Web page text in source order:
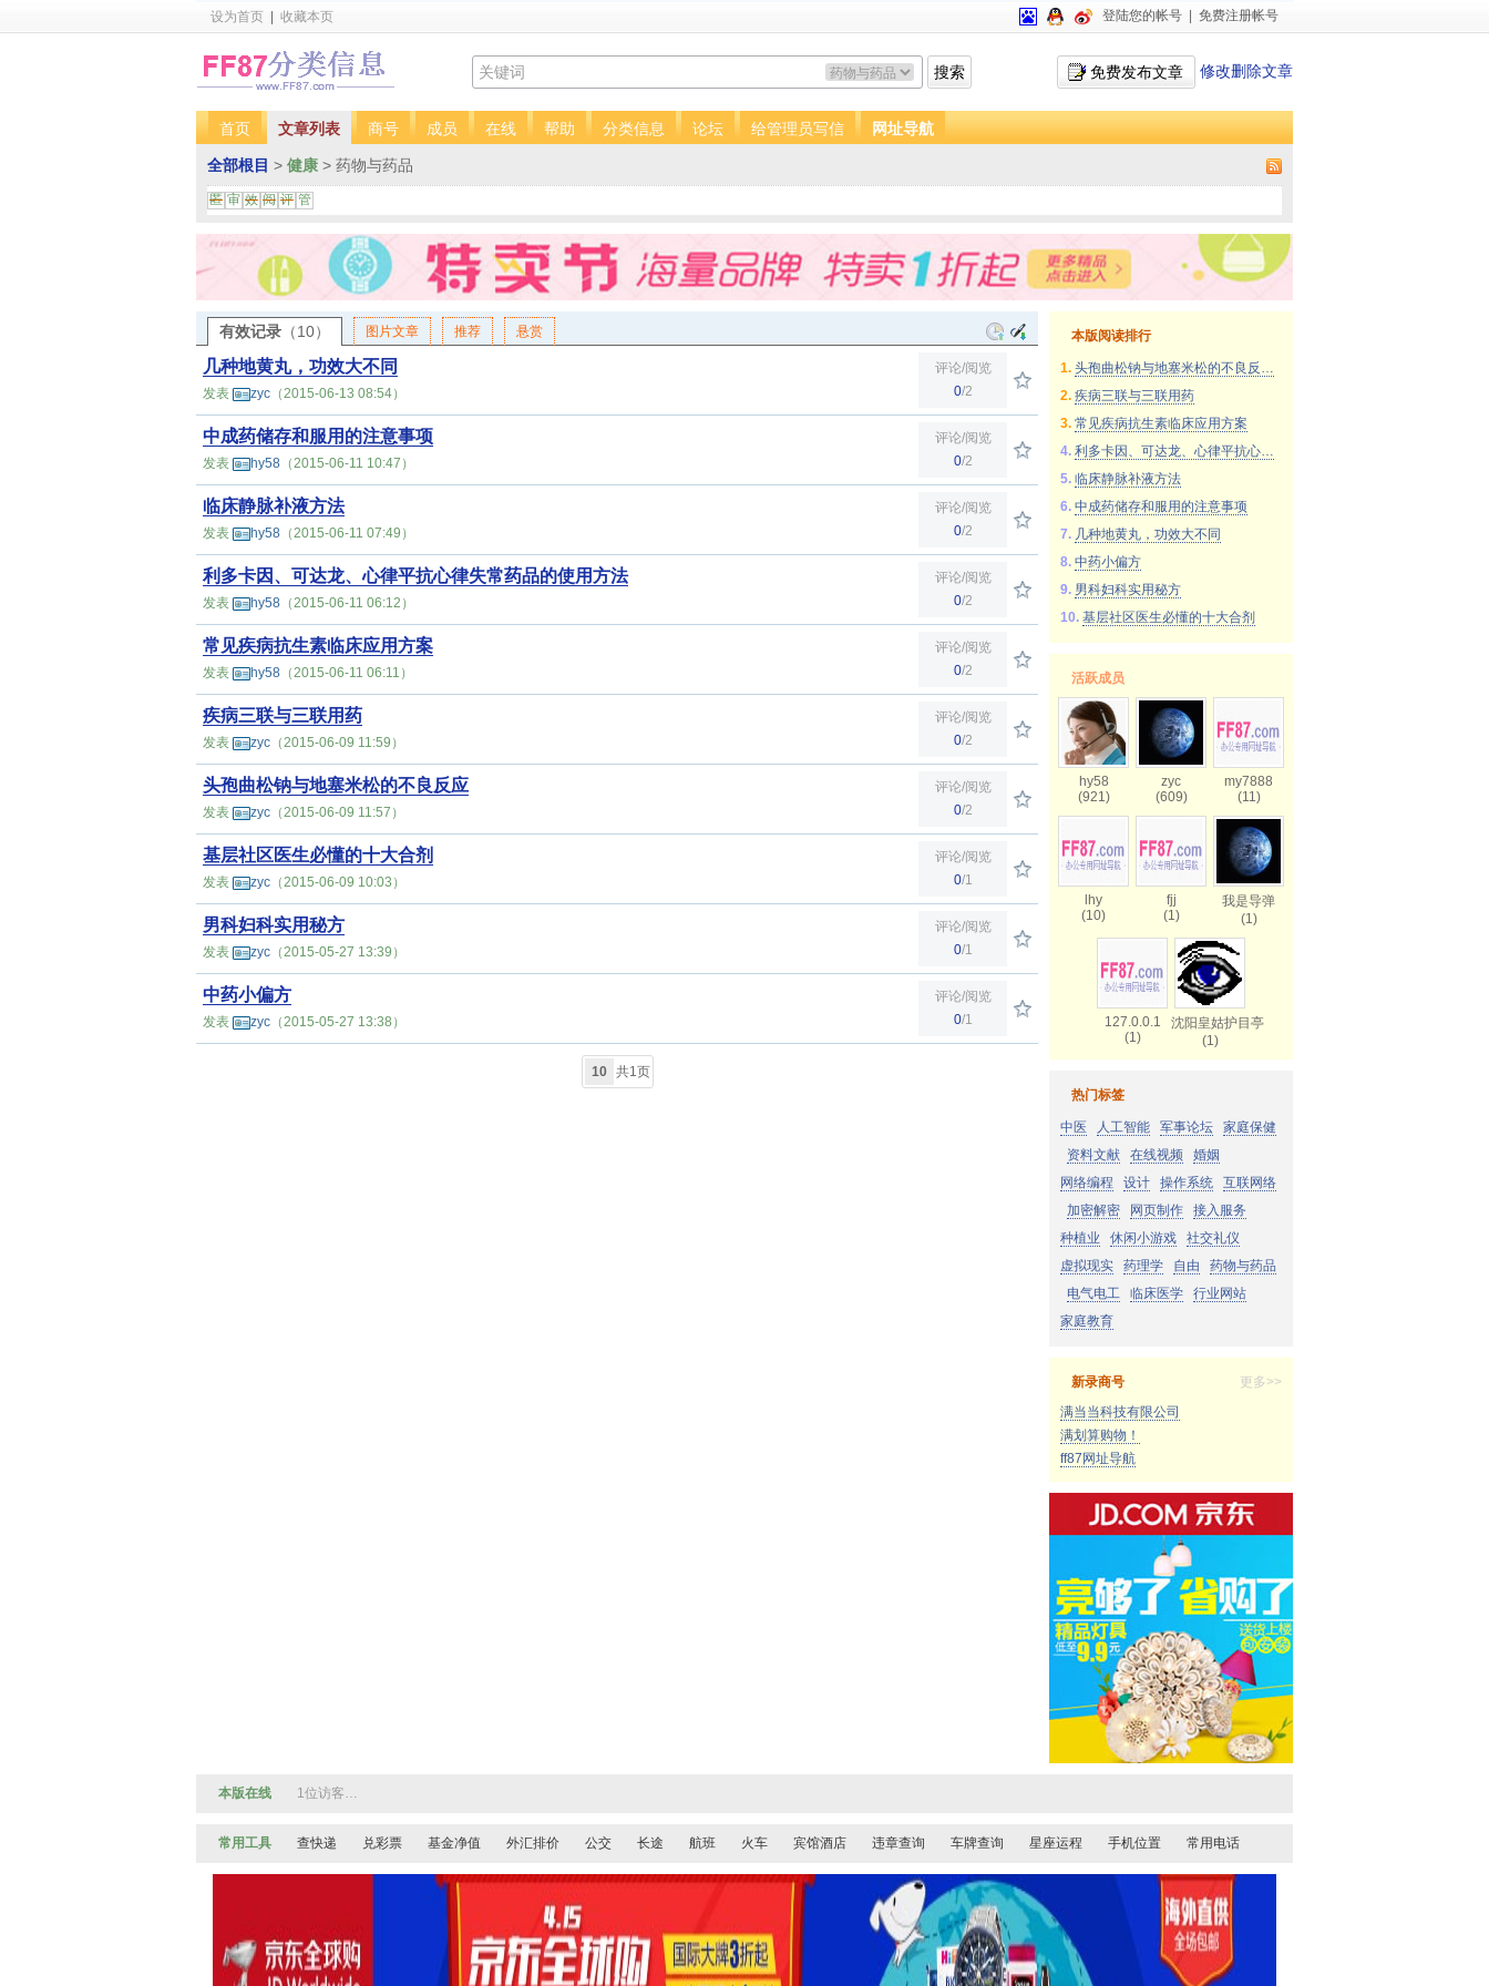
设为首页 收藏本页 登陆您的帐号 免费注册帐号
搜索 免费发布文章 修改删除文章
首页 文章列表 商号 成员 在线 帮助 分类信息 论坛 给管理员写信 网址导航
全部根目 > 健康 > 药物与药品
匿 审 效 阅 评 管
有效记录 （10） 图片文章 推荐 悬赏
几种地黄丸，功效大不同
发表 zyc （2015-06-13 08:54）
评论/阅览
0/2
中成药储存和服用的注意事项
发表 hy58 （2015-06-11 10:47）
评论/阅览
0/2
临床静脉补液方法
发表 hy58 （2015-06-11 07:49）
评论/阅览
0/2
利多卡因、可达龙、心律平抗心律失常药品的使用方法
发表 hy58 （2015-06-11 06:12）
评论/阅览
0/2
常见疾病抗生素临床应用方案
发表 hy58 （2015-06-11 06:11）
评论/阅览
0/2
疾病三联与三联用药
发表 zyc （2015-06-09 11:59）
评论/阅览
0/2
头孢曲松钠与地塞米松的不良反应
发表 zyc （2015-06-09 11:57）
评论/阅览
0/2
基层社区医生必懂的十大合剂
发表 zyc （2015-06-09 10:03）
评论/阅览
0/1
男科妇科实用秘方
发表 zyc （2015-05-27 13:39）
评论/阅览
0/1
中药小偏方
发表 zyc （2015-05-27 13:38）
评论/阅览
0/1
10 共1页
本版阅读排行
1. 头孢曲松钠与地塞米松的不良反…
2. 疾病三联与三联用药
3. 常见疾病抗生素临床应用方案
4. 利多卡因、可达龙、心律平抗心…
5. 临床静脉补液方法
6. 中成药储存和服用的注意事项
7. 几种地黄丸，功效大不同
8. 中药小偏方
9. 男科妇科实用秘方
10. 基层社区医生必懂的十大合剂
活跃成员
hy58
(921)
zyc
(609)
my7888
(11)
lhy
(10)
fjj
(1)
我是导弹
(1)
127.0.0.1
(1)
沈阳皇姑护目亭
(1)
热门标签
中医 人工智能 军事论坛
家庭保健
资料文献
在线视频
婚姻
网络编程
设计 操作系统
互联网络
加密解密
网页制作
接入服务
种植业
休闲小游戏
社交礼仪
虚拟现实
药理学 自由
药物与药品
电气电工
临床医学
行业网站
家庭教育
更多>>
新录商号
满当当科技有限公司
满划算购物！
ff87网址导航
本版在线 1位访客…
常用工具 查快递 兑彩票 基金净值 外汇排价 公交 长途 航班 火车 宾馆酒店 违章查询 车牌查询 星座运程 手机位置 常用电话